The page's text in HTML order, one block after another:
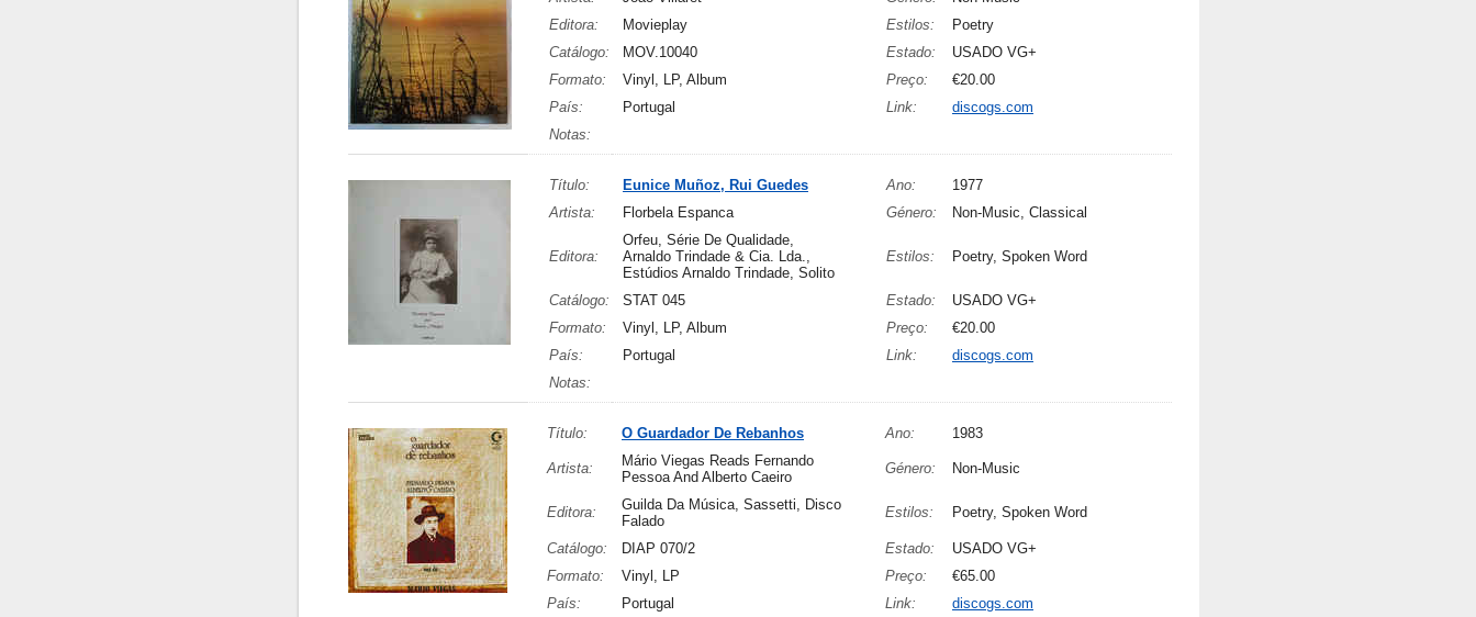
Editora:
Movieplay Estilos:
Poetry
Catálogo:
MOV.10040 Estado:
USADO VG+
Formato:
Vinyl, LP, Album Preço:
€20.00
País:
Portugal Link:
discogs.com
Notas:
Título: Eunice Muñoz, Rui Guedes Ano:
1977
Artista:
Florbela Espanca Género: Non-Music, Classical
Editora:
Orfeu, Série De Qualidade,
Arnaldo Trindade & Cia. Lda.,
Estúdios Arnaldo Trindade, Solito
Estilos: Poetry, Spoken Word
Catálogo: STAT 045 Estado:
USADO VG+
Formato:
Vinyl, LP, Album Preço:
€20.00
País:
Portugal Link:
discogs.com
Notas:
Título: O Guardador De Rebanhos Ano: 1983
Artista:
Mário Viegas Reads Fernando
Pessoa And Alberto Caeiro
Género: Non-Music
Editora:
Guilda Da Música, Sassetti, Disco
Falado
Estilos: Poetry, Spoken Word
Catálogo: DIAP 070/2 Estado:
USADO VG+
Formato:
Vinyl, LP Preço:
€65.00
País:
Portugal Link: discogs.com